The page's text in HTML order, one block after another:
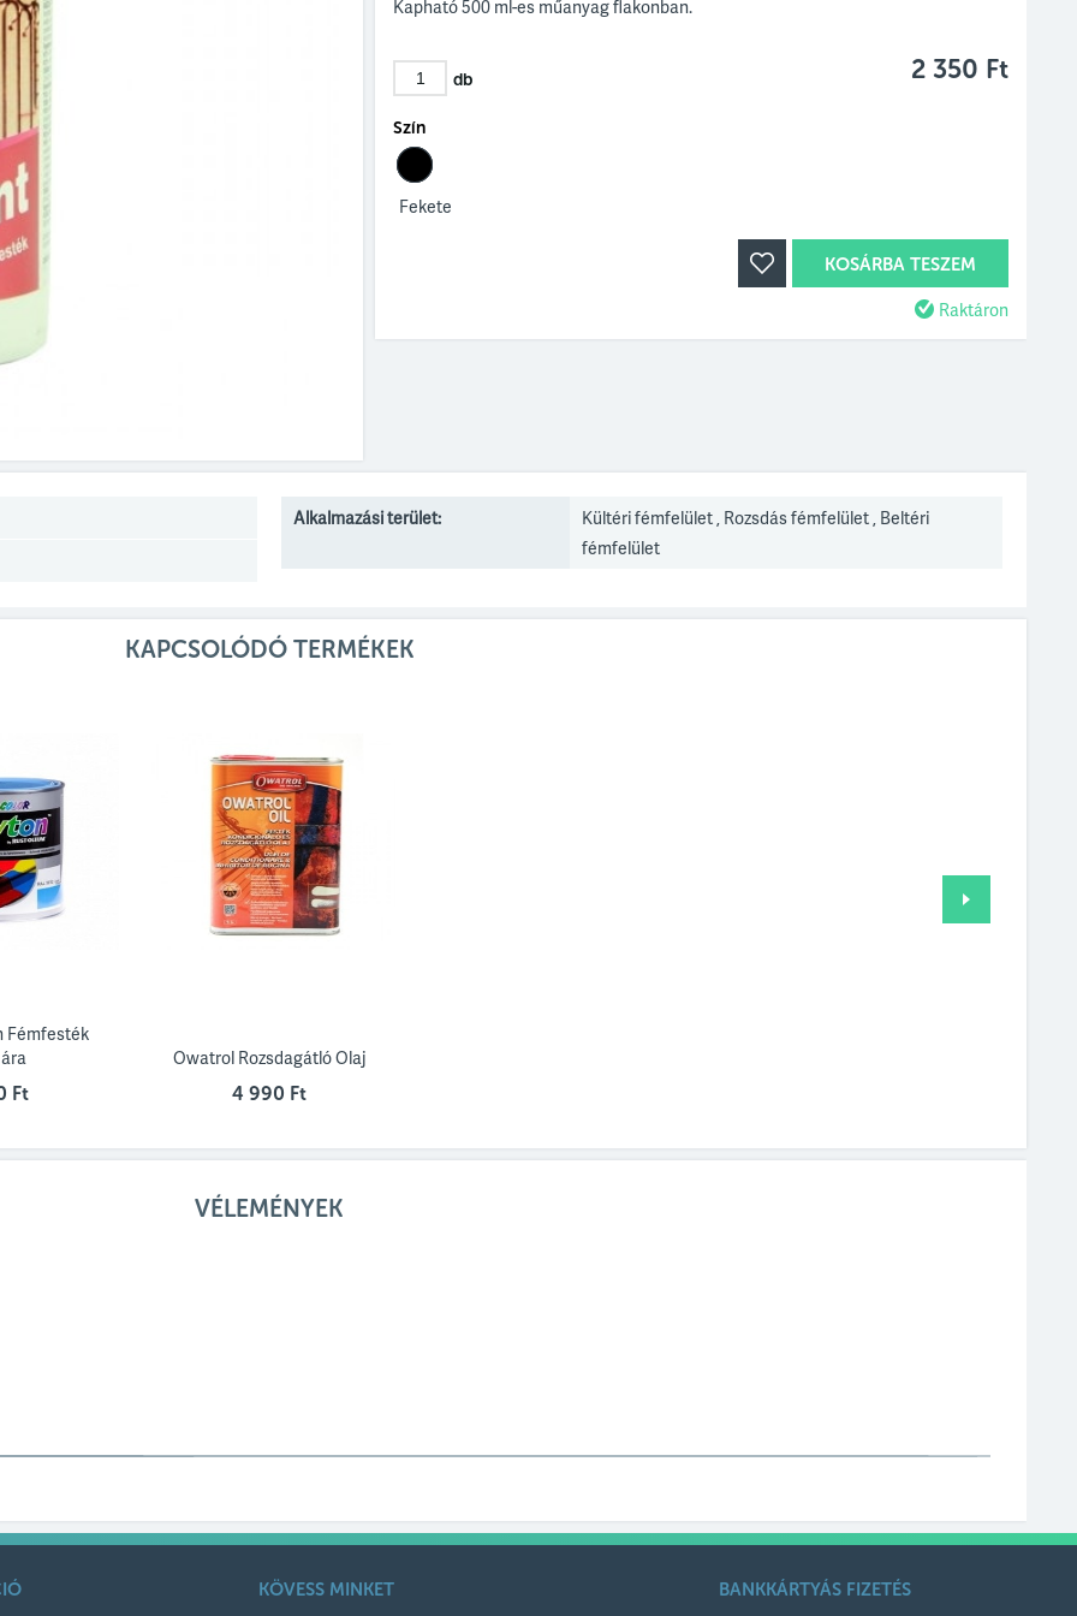
Kapható 500 ml-es műanyag flakonban.
db 2 350 Ft
Szín
Fekete
KOSÁRBA TESZEM
Raktáron
Alkalmazási terület:
Kültéri fémfelület , Rozsdás fémfelület , Beltéri
fémfelület
KAPCSOLÓDÓ TERMÉKEK
Fémfesték
Ft
Owatrol Rozsdagátló Olaj
4 990 Ft
VÉLEMÉNYEK
KÖVESS MINKET BANKKÁRTYÁS FIZETÉS